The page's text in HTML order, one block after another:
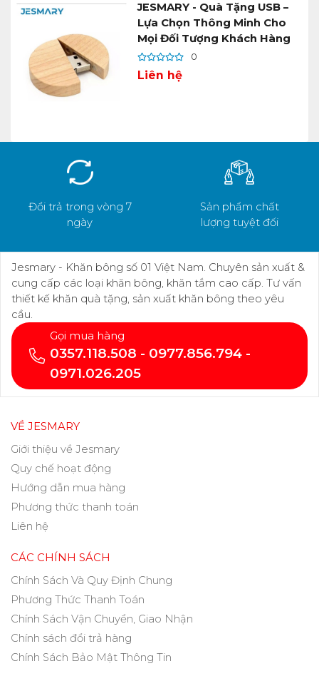
JESMARY - Quà Tặng USB –
Lựa Chọn Thông Minh Cho
Mọi Đối Tượng Khách Hàng
0
Liên hệ
Đổi trả trong vòng 7
ngày
Sản phẩm chất
lượng tuyệt đối
Jesmary - Khăn bông số 01 Việt Nam. Chuyên sản xuất &
cung cấp các loại khăn bông, khăn tắm cao cấp. Tư vấn
thiết kế khăn quà tặng, sản xuất khăn bông theo yêu
cầu.
Gọi mua hàng
0357.118.508 - 0977.856.794 -
0971.026.205
VỀ JESMARY
Giới thiệu về Jesmary
Quy chế hoạt động
Hướng dẫn mua hàng
Phương thức thanh toán
Liên hệ
CÁC CHÍNH SÁCH
Chính Sách Và Quy Định Chung
Phương Thức Thanh Toán
Chính Sách Vận Chuyển, Giao Nhận
Chính sách đổi trả hàng
Chính Sách Bảo Mật Thông Tin